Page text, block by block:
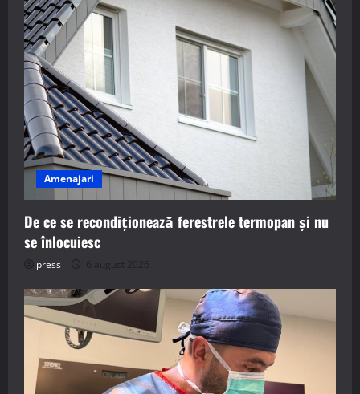
Amenajari
De ce se recondiționează ferestrele termopan și nu
se înlocuiesc
press 6 august 2026